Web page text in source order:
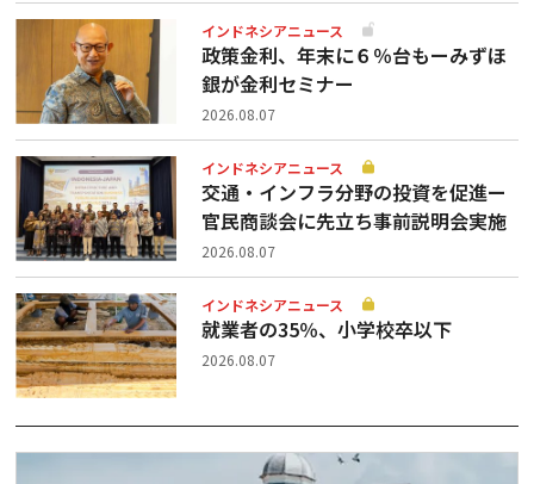
インドネシアニュース
政策金利、年末に６％台もーみずほ
銀が金利セミナー
2026.08.07
インドネシアニュース
交通・インフラ分野の投資を促進ー
官民商談会に先立ち事前説明会実施
2026.08.07
インドネシアニュース
就業者の35％、小学校卒以下
2026.08.07